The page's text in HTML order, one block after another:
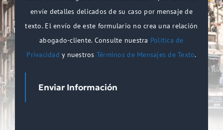
envíe detalles delicados de su caso por mensaje de
texto. El envío de este formulario no crea una relación
abogado-cliente. Consulte nuestra Política de
Privacidad y nuestros Términos de Mensajes de Texto.
Enviar Información